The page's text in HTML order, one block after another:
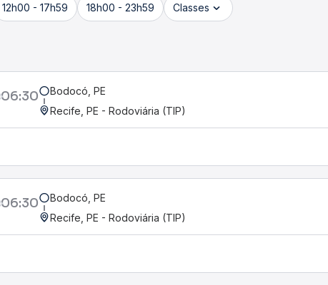
12h00 - 17h59 18h00 - 23h59 Classes
06:30
Bodocó, PE
Recife, PE - Rodoviária (TIP)
06:30
Bodocó, PE
Recife, PE - Rodoviária (TIP)